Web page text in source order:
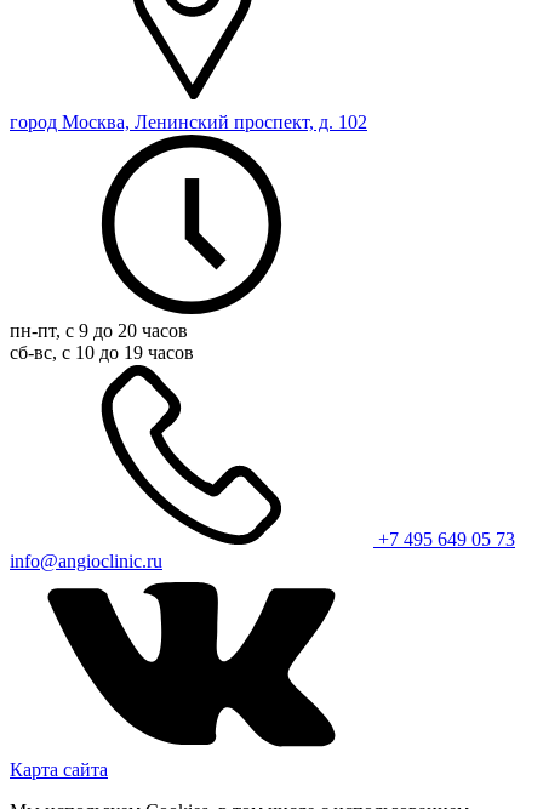
город Москва, Ленинский проспект, д. 102
пн-пт, с 9 до 20 часов
сб-вс, с 10 до 19 часов
+7 495 649 05 73
info@angioclinic.ru
Карта сайта